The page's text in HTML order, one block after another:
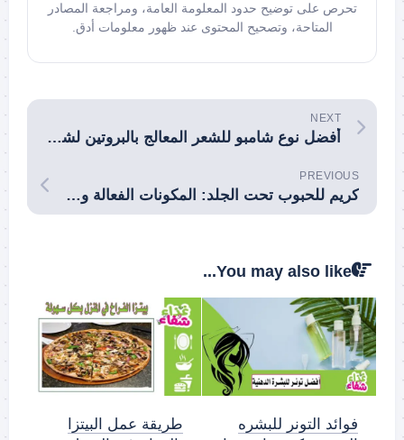
تحرص على توضيح حدود المعلومة العامة، ومراجعة المصادر
المتاحة، وتصحيح المحتوى عند ظهور معلومات أدق.
NEXT
أفضل نوع شامبو للشعر المعالج بالبروتين لشعر صحي ولامع
PREVIOUS
كريم للحبوب تحت الجلد: المكونات الفعالة وطريقة الاستخدام
You may also like...
طريقة عمل البيتزا
فوائد التونر للبشره